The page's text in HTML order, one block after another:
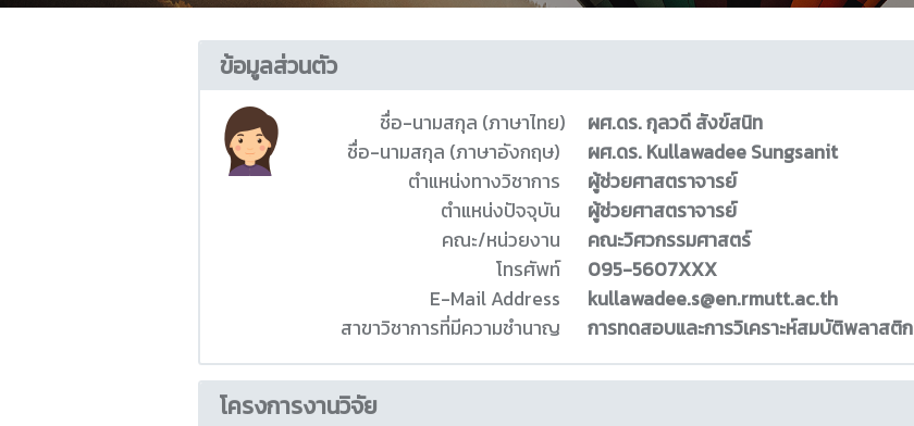
ข้อมูลส่วนตัว
ชื่อ-นามสกุล (ภาษาไทย)
ผศ.ดร. กุลวดี สังข์สนิท
ชื่อ-นามสกุล (ภาษาอังกฤษ)
ผศ.ดร. Kullawadee Sungsanit
ตำแหน่งทางวิชาการ
ผู้ช่วยศาสตราจารย์
ตำแหน่งปัจจุบัน
ผู้ช่วยศาสตราจารย์
คณะ/หน่วยงาน
คณะวิศวกรรมศาสตร์
โทรศัพท์
095-5607XXX
E-Mail Address
kullawadee.s@en.rmutt.ac.th
สาขาวิชาการที่มีความชำนาญ
การทดสอบและการวิเคราะห์สมบัติพลาสติก
โครงการงานวิจัย